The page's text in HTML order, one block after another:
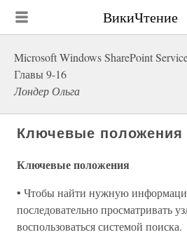
ВикиЧтение
Microsoft Windows SharePoint
Главы 9-16
Лондер Ольга
Ключевые положения
Ключевые положения
• Чтобы найти нужную
последовательно просматривать
воспользоваться системой поиска.